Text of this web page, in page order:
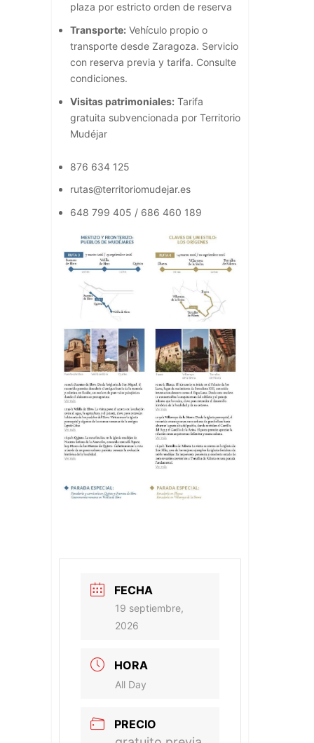
plaza por estricto orden de reserva
Transporte: Vehículo propio o
transporte desde Zaragoza. Servicio
con reserva previa y tarifa. Consulte
condiciones.
Visitas patrimoniales: Tarifa
gratuita subvencionada por Territorio
Mudéjar
876 634 125
rutas@territoriomudejar.es
648 799 405 / 686 460 189
FECHA
19 septiembre,
2026
HORA
All Day
PRECIO